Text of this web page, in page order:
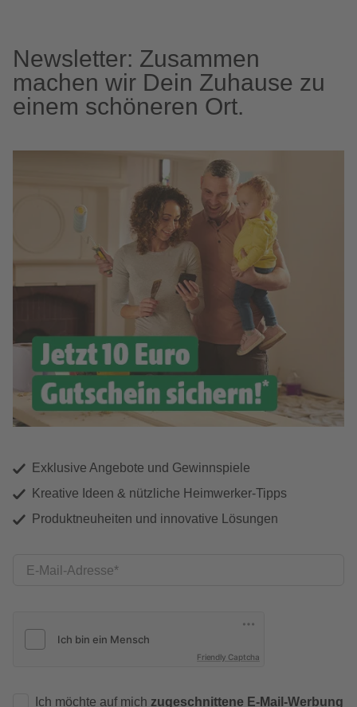
Newsletter: Zusammen
machen wir Dein Zuhause zu
einem schöneren Ort.
Exklusive Angebote und Gewinnspiele
Kreative Ideen & nützliche Heimwerker-Tipps
Produktneuheiten und innovative Lösungen
E-Mail-Adresse
Friendly Captcha
Ich möchte auf mich zugeschnittene E-Mail-Werbung